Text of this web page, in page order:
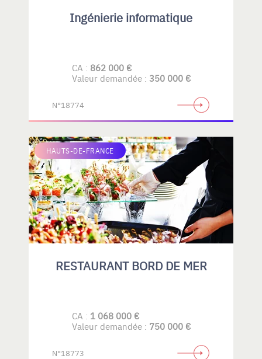
Ingénierie informatique
CA : 862 000 €
Valeur demandée : 350 000 €
N°18774
HAUTS-DE-FRANCE
RESTAURANT BORD DE MER
CA : 1 068 000 €
Valeur demandée : 750 000 €
N°18773